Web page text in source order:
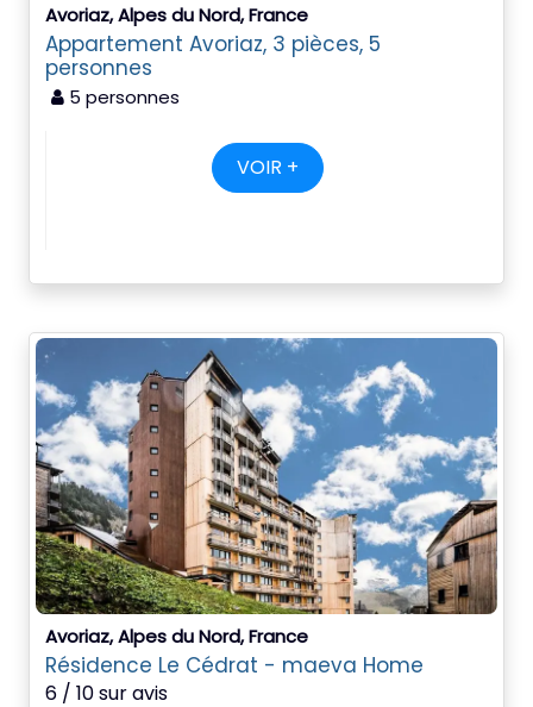
Avoriaz, Alpes du Nord, France
Appartement Avoriaz, 3 pièces, 5
personnes
5 personnes
VOIR +
Avoriaz, Alpes du Nord, France
Résidence Le Cédrat - maeva Home
6 / 10 sur avis